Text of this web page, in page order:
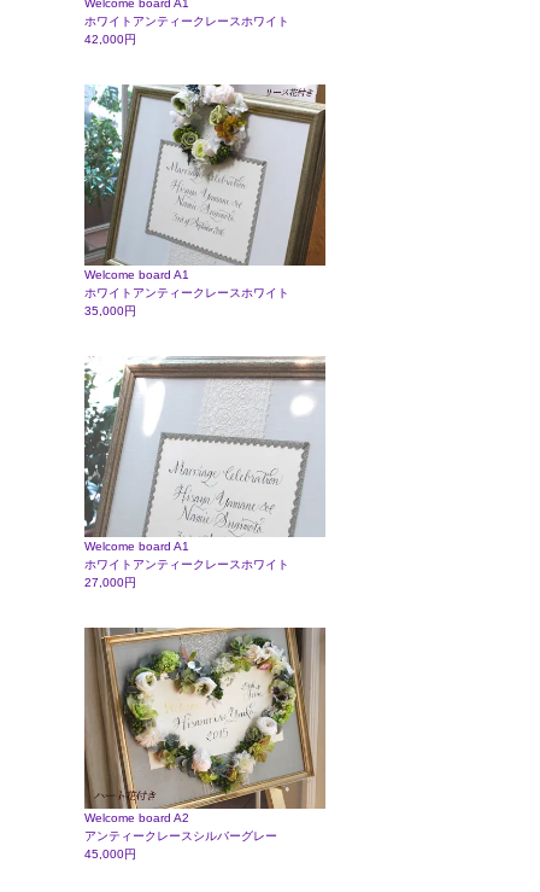
Welcome board A1
ホワイトアンティークレースホワイト
42,000円
Welcome board A1
ホワイトアンティークレースホワイト
35,000円
Welcome board A1
ホワイトアンティークレースホワイト
27,000円
Welcome board A2
アンティークレースシルバーグレー
45,000円